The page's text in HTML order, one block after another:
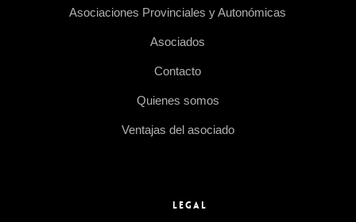
Asociaciones Provinciales y Autonómicas
Asociados
Contacto
Quienes somos
Ventajas del asociado
LEGAL